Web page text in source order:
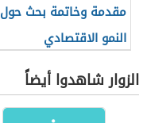
مقدمة وخاتمة بحث حول
النمو الاقتصادي
الزوار شاهدوا أيضاً